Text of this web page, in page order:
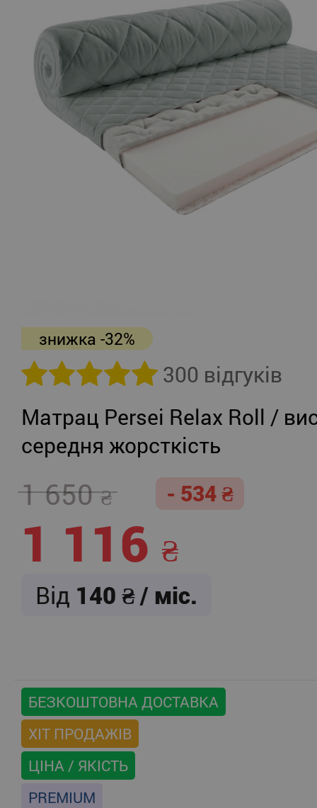
знижка -32%
300 відгуків
Матрац Persei Relax Roll /
середня жорсткість
1 650 - 534
1 116
Від 140 / міс.
БЕЗКОШТОВНА ДОСТАВКА
ХІТ ПРОДАЖІВ
ЦІНА / ЯКІСТЬ
PREMIUM